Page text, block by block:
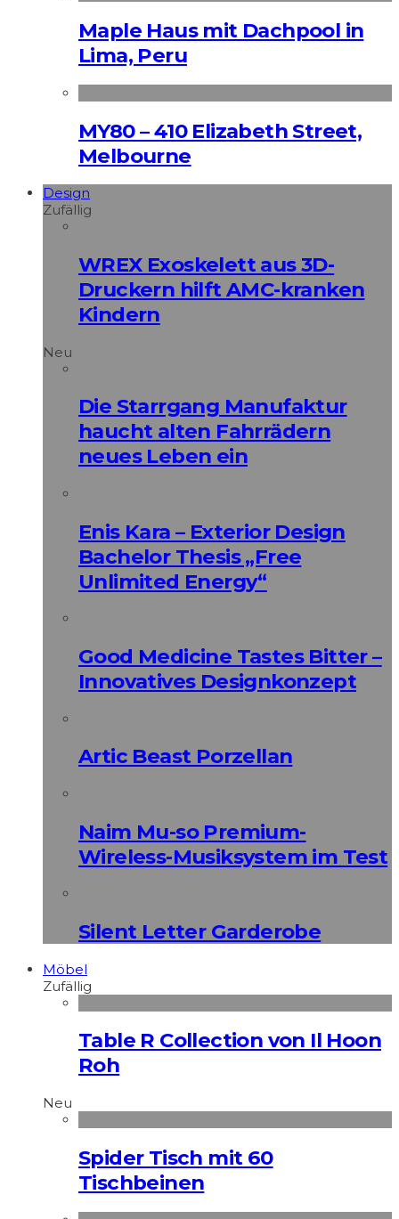
Maple Haus mit Dachpool in
Lima, Peru
MY80 – 410 Elizabeth Street,
Melbourne
Design
Zufällig
WREX Exoskelett aus 3D-
Druckern hilft AMC-kranken
Kindern
Neu
Die Starrgang Manufaktur
haucht alten Fahrrädern
neues Leben ein
Enis Kara – Exterior Design
Bachelor Thesis „Free
Unlimited Energy“
Good Medicine Tastes Bitter –
Innovatives Designkonzept
Artic Beast Porzellan
Naim Mu-so Premium-
Wireless-Musiksystem im Test
Silent Letter Garderobe
Möbel
Zufällig
Table R Collection von Il Hoon
Roh
Neu
Spider Tisch mit 60
Tischbeinen